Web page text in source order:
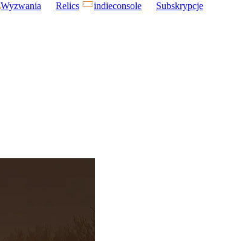
Wyzwania Relics indieconsole Subskrypcje